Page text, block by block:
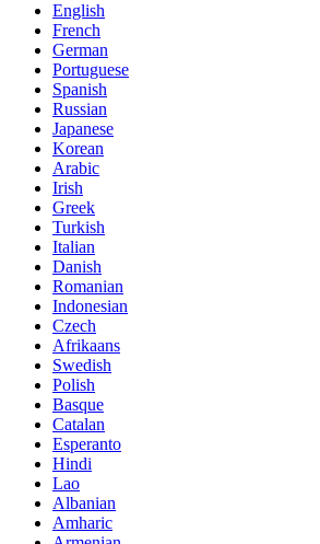
English
French
German
Portuguese
Spanish
Russian
Japanese
Korean
Arabic
Irish
Greek
Turkish
Italian
Danish
Romanian
Indonesian
Czech
Afrikaans
Swedish
Polish
Basque
Catalan
Esperanto
Hindi
Lao
Albanian
Amharic